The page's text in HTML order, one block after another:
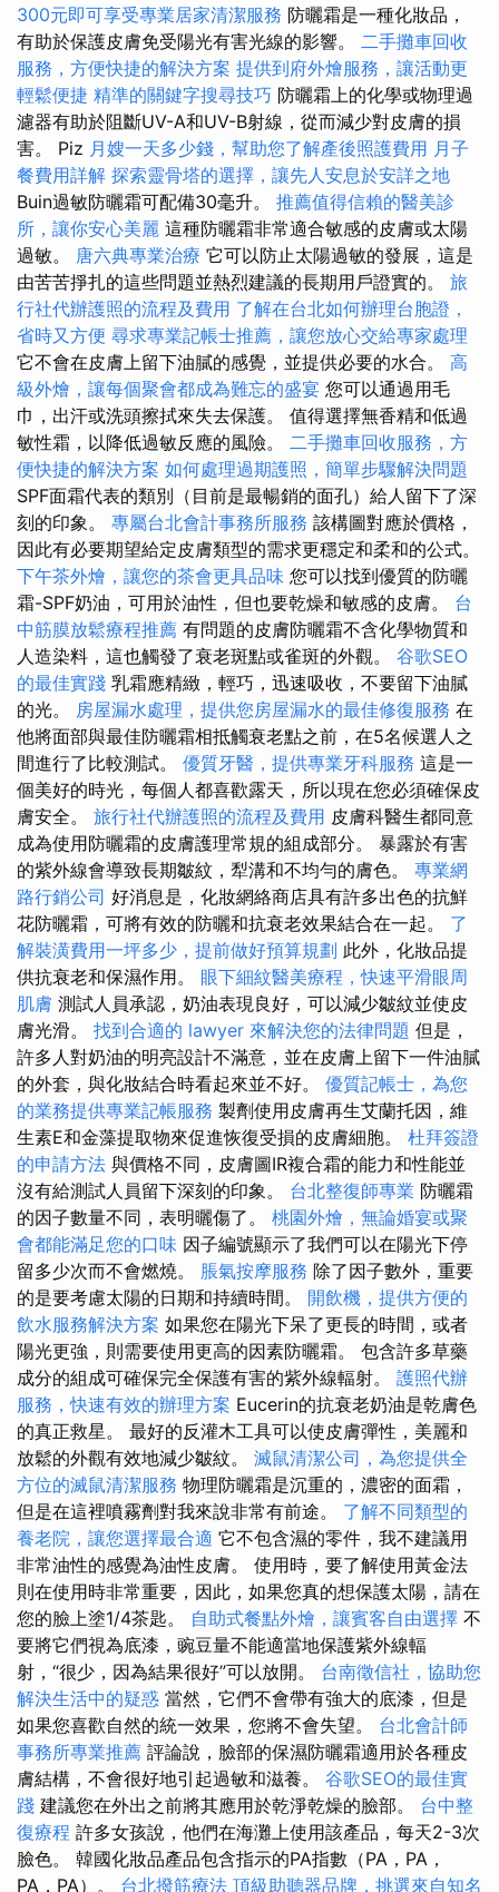
300元即可享受專業居家清潔服務 防曬霜是一種化妝品，
有助於保護皮膚免受陽光有害光線的影響。 二手攤車回收
服務，方便快捷的解決方案 提供到府外燴服務，讓活動更
輕鬆便捷 精準的關鍵字搜尋技巧 防曬霜上的化學或物理過
濾器有助於阻斷​​UV-A和UV-B射線，從而減少對皮膚的損
害。 Piz 月嫂一天多少錢，幫助您了解產後照護費用 月子
餐費用詳解 探索靈骨塔的選擇，讓先人安息於安詳之地
Buin過敏防曬霜可配備30毫升。 推薦值得信賴的醫美診
所，讓你安心美麗 這種防曬霜非常適合敏感的皮膚或太陽
過敏。 唐六典專業治療 它可以防止太陽過敏的發展，這是
由苦苦掙扎的這些問題並熱烈建議的長期用戶證實的。 旅
行社代辦護照的流程及費用 了解在台北如何辦理台胞證，
省時又方便 尋求專業記帳士推薦，讓您放心交給專家處理
它不會在皮膚上留下油膩的感覺，並提供必要的水合。 高
級外燴，讓每個聚會都成為難忘的盛宴 您可以通過用毛
巾，出汗或洗頭擦拭來失去保護。 值得選擇無香精和低過
敏性霜，以降低過敏反應的風險。 二手攤車回收服務，方
便快捷的解決方案 如何處理過期護照，簡單步驟解決問題
SPF面霜代表的類別（目前是最暢銷的面孔）給人留下了深
刻的印象。 專屬台北會計事務所服務 該構圖對應於價格，
因此有必要期望給定皮膚類型的需求更穩定和柔和的公式。
下午茶外燴，讓您的茶會更具品味 您可以找到優質的防曬
霜-SPF奶油，可用於油性，但也要乾燥和敏感的皮膚。 台
中筋膜放鬆療程推薦 有問題的皮膚防曬霜不含化學物質和
人造染料，這也觸發了衰老斑點或雀斑的外觀。 谷歌SEO
的最佳實踐 乳霜應精緻，輕巧，迅速吸收，不要留下油膩
的光。 房屋漏水處理，提供您房屋漏水的最佳修復服務 在
他將面部與最佳防曬霜相抵觸衰老點之前，在5名候選人之
間進行了比較測試。 優質牙醫，提供專業牙科服務 這是一
個美好的時光，每個人都喜歡露天，所以現在您必須確保皮
膚安全。 旅行社代辦護照的流程及費用 皮膚科醫生都同意
成為使用防曬霜的皮膚護理常規的組成部分。 暴露於有害
的紫外線會導致長期皺紋，犁溝和不均勻的膚色。 專業網
路行銷公司 好消息是，化妝網絡商店具有許多出色的抗鮮
花防曬霜，可將有效的防曬和抗衰老效果結合在一起。 了
解裝潢費用一坪多少，提前做好預算規劃 此外，化妝品提
供抗衰老和保濕作用。 眼下細紋醫美療程，快速平滑眼周
肌膚 測試人員承認，奶油表現良好，可以減少皺紋並使皮
膚光滑。 找到合適的 lawyer 來解決您的法律問題 但是，
許多人對奶油的明亮設計不滿意，並在皮膚上留下一件油膩
的外套，與化妝結合時看起來並不好。 優質記帳士，為您
的業務提供專業記帳服務 製劑使用皮膚再生艾蘭托因，維
生素E和金藻提取物來促進恢復受損的皮膚細胞。 杜拜簽證
的申請方法 與價格不同，皮膚圖IR複合霜的能力和性能並
沒有給測試人員留下深刻的印象。 台北整復師專業 防曬霜
的因子數量不同，表明曬傷了。 桃園外燴，無論婚宴或聚
會都能滿足您的口味 因子編號顯示了我們可以在陽光下停
留多少次而不會燃燒。 脹氣按摩服務 除了因子數外，重要
的是要考慮太陽的日期和持續時間。 開飲機，提供方便的
飲水服務解決方案 如果您在陽光下呆了更長的時間，或者
陽光更強，則需要使用更高的因素防曬霜。 包含許多草藥
成分的組成可確保完全保護有害的紫外線輻射。 護照代辦
服務，快速有效的辦理方案 Eucerin的抗衰老奶油是乾膚色
的真正救星。 最好的反灌木工具可以使皮膚彈性，美麗和
放鬆的外觀有效地減少皺紋。 滅鼠清潔公司，為您提供全
方位的滅鼠清潔服務 物理防曬霜是沉重的，濃密的面霜，
但是在這裡噴霧劑對我來說非常有前途。 了解不同類型的
養老院，讓您選擇最合適 它不包含濕的零件，我不建議用
非常油性的感覺為油性皮膚。 使用時，要了解使用黃金法
則在使用時非常重要，因此，如果您真的想保護太陽，請在
您的臉上塗1/4茶匙。 自助式餐點外燴，讓賓客自由選擇 不
要將它們視為底漆，豌豆量不能適當地保護紫外線輻
射，“很少，因為結果很好”可以放開。 台南徵信社，協助您
解決生活中的疑惑 當然，它們不會帶有強大的底漆，但是
如果您喜歡自然的統一效果，您將不會失望。 台北會計師
事務所專業推薦 評論說，臉部的保濕防曬霜適用於各種皮
膚結構，不會很好地引起過敏和滋養。 谷歌SEO的最佳實
踐 建議您在外出之前將其應用於乾淨乾燥的臉部。 台中整
復療程 許多女孩說，他們在海灘上使用該產品，每天2-3次
臉色。 韓國化妝品產品包含指示的PA指數（PA，PA，
PA，PA）。 台北撥筋療法 頂級助聽器品牌，挑選來自知名